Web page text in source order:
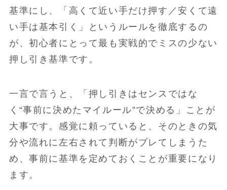
基準にし、「高くて近い手だけ押す／安くて遠
い手は基本引く」というルールを徹底するの
が、初心者にとって最も実戦的でミスの少ない
押し引き基準です。
一言で言うと、「押し引きはセンスではな
く“事前に決めたマイルール”で決める」ことが
大事です。感覚に頼っていると、そのときの気
分や流れに左右されて判断がブレてしまうた
め、事前に基準を定めておくことが重要になり
ます。